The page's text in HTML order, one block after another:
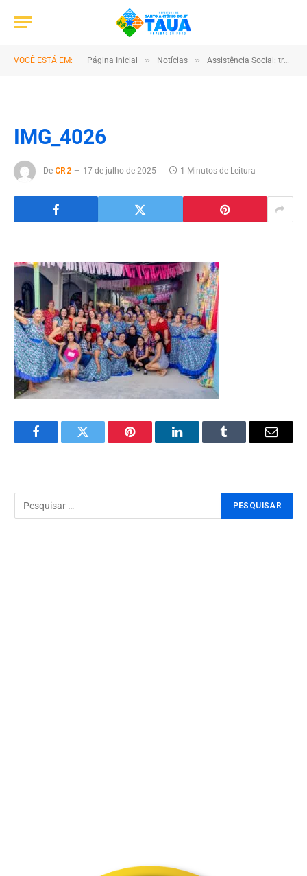
VOCÊ ESTÁ EM: Página Inicial » Notícias » Assistência Social: transformando realidades e fortalecendo vínculos no Tauá
IMG_4026
De CR2 17 de julho de 2025 1 Minutos de Leitura
FacebookTwitter Pinterest LinkedInTumblr Email